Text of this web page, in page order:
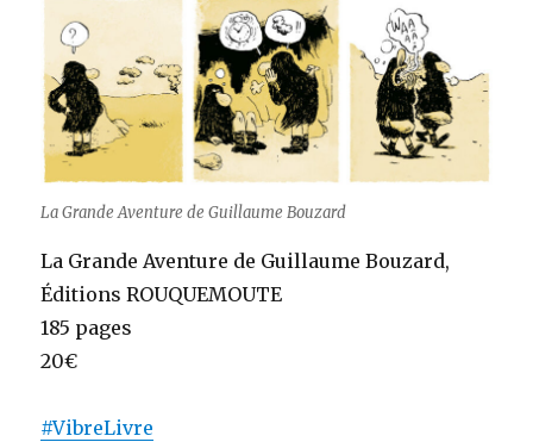
La Grande Aventure de Guillaume Bouzard
La Grande Aventure de Guillaume Bouzard,
Éditions ROUQUEMOUTE
185 pages
20€
#VibreLivre